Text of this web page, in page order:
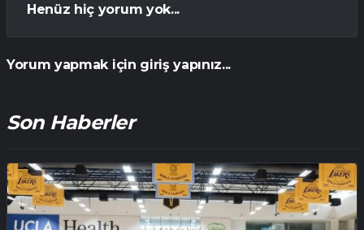
Henüz hiç yorum yok...
Yorum yapmak için giriş yapınız...
Son Haberler